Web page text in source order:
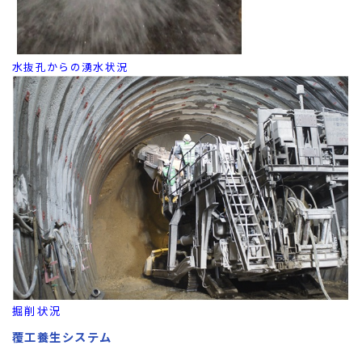
水抜孔からの湧水状況
掘削状況
覆工養生システム